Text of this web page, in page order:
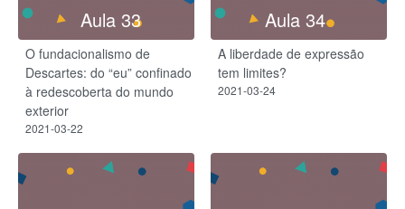
Aula 33
O fundacionalismo de
Descartes: do “eu” confinado
à redescoberta do mundo
exterior
2021-03-22
Aula 34
A liberdade de expressão
tem limites?
2021-03-24